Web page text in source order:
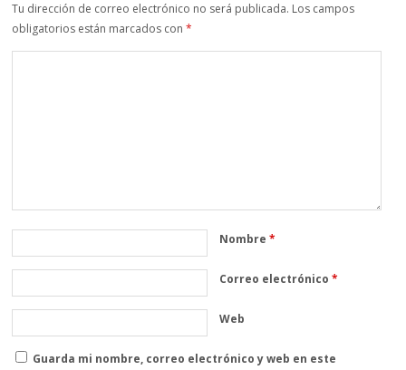
Tu dirección de correo electrónico no será publicada. Los campos
obligatorios están marcados con*
Nombre*
Correo electrónico*
Web
Guarda mi nombre, correo electrónico y web en este